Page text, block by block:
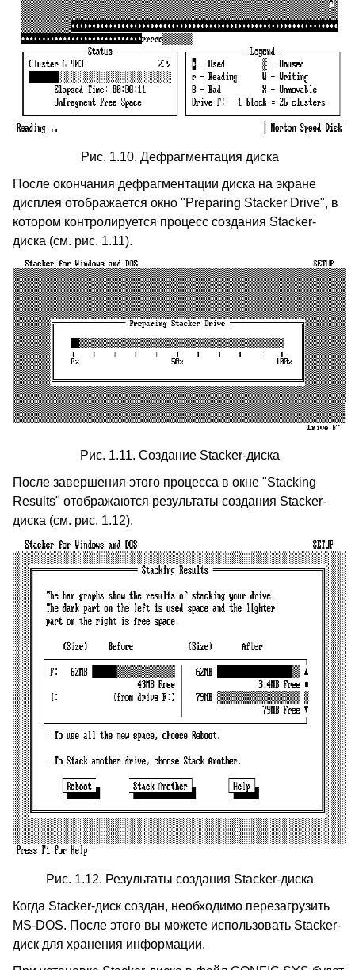
Рис. 1.10. Дефрагментация диска
После окончания дефрагментации диска на экране
дисплея отображается окно "Preparing Stacker Drive", в
котором контролируется процесс создания Stacker-
диска (см. рис. 1.11).
Рис. 1.11. Создание Stacker-диска
После завершения этого процесса в окне "Stacking
Results" отображаются результаты создания Stacker-
диска (см. рис. 1.12).
Рис. 1.12. Результаты создания Stacker-диска
Когда Stacker-диск создан, необходимо перезагрузить
MS-DOS. После этого вы можете использовать Stacker-
диск для хранения информации.